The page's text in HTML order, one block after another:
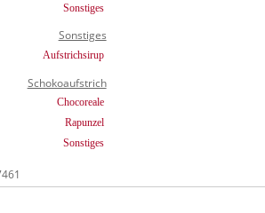
Sonstiges
Sonstiges
Aufstrichsirup
Schokoaufstrich
Chocoreale
Rapunzel
Sonstiges